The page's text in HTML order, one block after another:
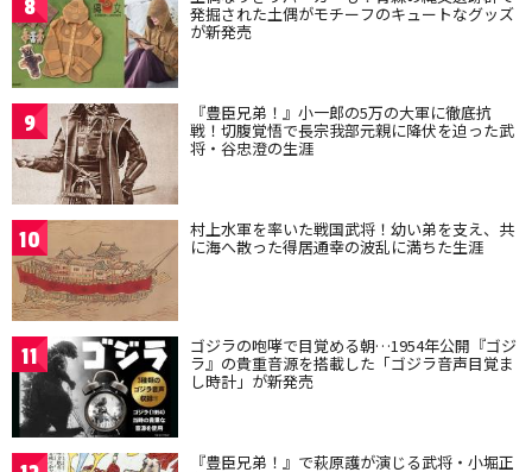
8 発掘された土偶がモチーフのキュートなグッズ
が新発売
9 『豊臣兄弟！』小一郎の5万の大軍に徹底抗
戦！切腹覚悟で長宗我部元親に降伏を迫った武
将・谷忠澄の生涯
10 村上水軍を率いた戦国武将！幼い弟を支え、共
に海へ散った得居通幸の波乱に満ちた生涯
11 ゴジラの咆哮で目覚める朝…1954年公開『ゴジ
ラ』の貴重音源を搭載した「ゴジラ音声目覚ま
し時計」が新発売
『豊臣兄弟！』で萩原護が演じる武将・小堀正